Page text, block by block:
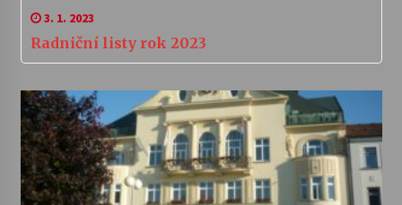
3. 1. 2023
Radniční listy rok 2023